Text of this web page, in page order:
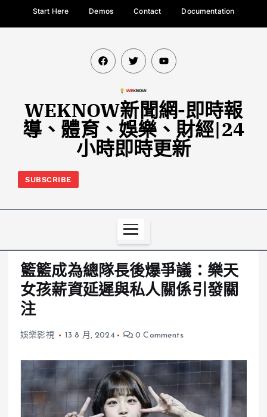
Start Here Demos Contact Documentation
WEKNOW新聞網-即時報
導、體育、娛樂、財經|24
小時即時更新
SUBSCRIBE
籃籃成為總隊長後爆爭議：樂天
女孩薪資延遲與私人關係引發關
注
娛樂影視 13 8 月, 2024 0 Comments